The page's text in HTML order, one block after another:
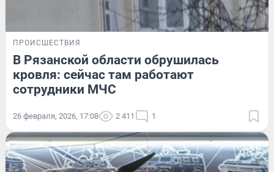
ПРОИСШЕСТВИЯ
В Рязанской области обрушилась
кровля: сейчас там работают
сотрудники МЧС
26 февраля, 2026, 17:08 2 411 1